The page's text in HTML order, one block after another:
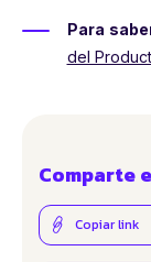
Para
del
Comparte
Copiar link